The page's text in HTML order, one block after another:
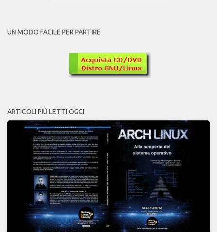
UN MODO FACILE PER PARTIRE
ARTICOLI PIÙ LETTI OGGI